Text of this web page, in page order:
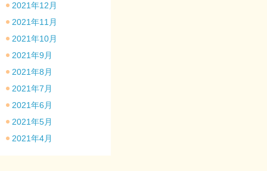
2021年12月
2021年11月
2021年10月
2021年9月
2021年8月
2021年7月
2021年6月
2021年5月
2021年4月